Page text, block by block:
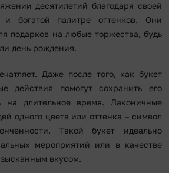
десятилетий благодаря своей
и богатой палитре оттенков. Они
подарков на любые торжества, будь
день рождения.
Даже после того, как букет
действия помогут сохранить его
на длительное время. Лаконичные
одного цвета или оттенка – символ
Такой букет идеально
мероприятий или в качестве
вкусом.